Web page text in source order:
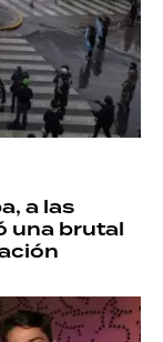
a las
una brutal